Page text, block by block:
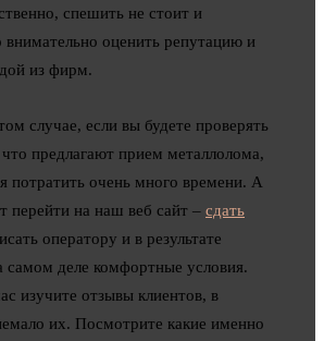
спешить не стоит и
внимательно оценить репутацию и
из фирм.
случае, если вы будете проверять
предлагают прием металлолома,
потратить очень много времени. А
перейти на наш веб сайт – сдать
оператору и в результате
самом деле комфортные условия.
изучите отзывы клиентов, в
их. Посмотрите какие именно